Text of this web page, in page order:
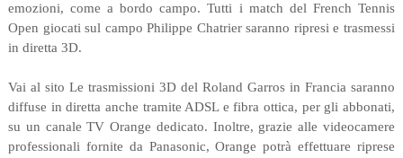
emozioni, come a bordo campo. Tutti i match del French Tennis
Open giocati sul campo Philippe Chatrier saranno ripresi e trasmessi
in diretta 3D.
Vai al sito Le trasmissioni 3D del Roland Garros in Francia saranno
diffuse in diretta anche tramite ADSL e fibra ottica, per gli abbonati,
su un canale TV Orange dedicato. Inoltre, grazie alle videocamere
professionali fornite da Panasonic, Orange potrà effettuare riprese